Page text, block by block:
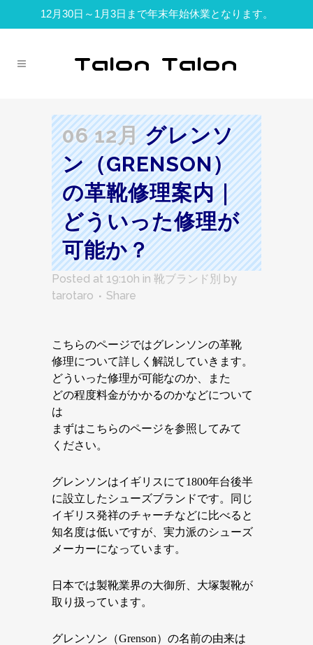
12月30日～1月3日まで年末年始休業となります。
06 12月グレンソ
ン（GRENSON）
の革靴修理案内｜
どういった修理が
可能か？
Posted at 19:10h in 靴ブランド別 by
tarotaro
Share
こちらのページではグレンソンの革靴
修理について詳しく解説していきます。
どういった修理が可能なのか、また
どの程度料金がかかるのかなどについて
は
まずはこちらのページを参照してみて
ください。
グレンソンはイギリスにて1800年台後半
に設立したシューズブランドです。同じ
イギリス発祥のチャーチなどに比べると
知名度は低いですが、実力派のシューズ
メーカーになっています。
日本では製靴業界の大御所、大塚製靴が
取り扱っています。
グレンソン（Grenson）の名前の由来は